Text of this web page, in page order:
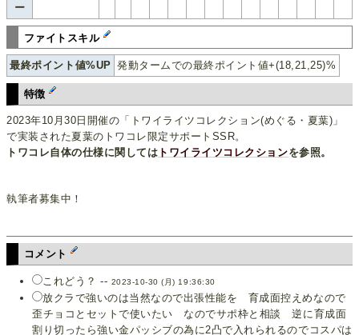
ー
ファイトスキル
最終ポイント値%UP 発動タームでの最終ポイント値+(18,21,25)%
特徴
2023年10月30日開催の「トワイライツコレクション(めぐる・夏葉)」
で実装された夏葉のトワコレ限定サポートSSR。
トワコレ自体の仕様に関しては トワイライツコレクションを参照。
執筆者募集中！
コメント
これどう？ -- 2023-10-30 (月) 19:36:30
放クラで強いのは当然なので出張性能を 育成面控えめなので
歪チョコとセットで使いたい なのでサポ枠と相談 逆に育成面
割り切ったら強い金パッシブの為に2凸で入れられるのでコスパは